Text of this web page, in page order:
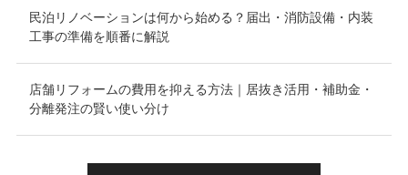
民泊リノベーションは何から始める？届出・消防設備・内装
工事の準備を順番に解説
店舗リフォームの費用を抑える方法｜居抜き活用・補助金・
分離発注の賢い使い分け